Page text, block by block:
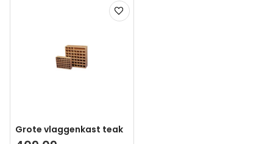
Voeg
toe
Grote vlaggenkast teak